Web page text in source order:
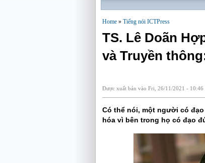
Home » Tiếng nói ICTPress
TS. Lê Doãn
và Truyền
Được xuất bản vào Fri, 26/11/2021 - 10:46
Có thể nói, một người có
hóa vì bên trong họ có đạo